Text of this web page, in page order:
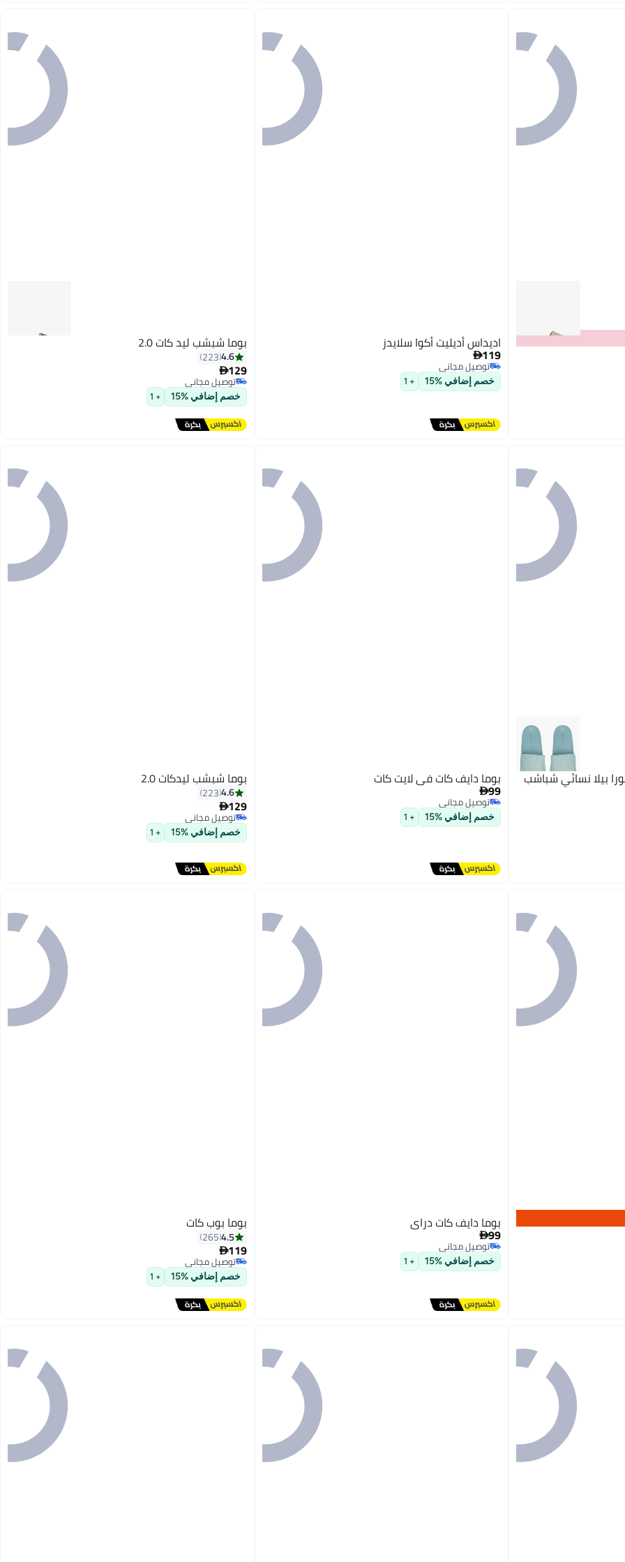
اديداس أديليت أكوا سلايدز
119
توصيل مجاني
توصيل مجاني
خصم إضافي %15 + 1
7
بوما شبشب ليد كات 2.0
4.6
223
129
توصيل مجاني
توصيل مجاني
خصم إضافي %15 + 1
بيلا نسائي شباشب بوما دايف كات في لايت كات
99
توصيل مجاني
توصيل مجاني
خصم إضافي %15 + 1
7
بوما شبشب ليدكات 2.0
4.6
223
129
توصيل مجاني
توصيل مجاني
خصم إضافي %15 + 1
بوما دايف كات دراي
99
توصيل مجاني
توصيل مجاني
خصم إضافي %15 + 1
9
بوما بوب كات
4.5
265
119
توصيل مجاني
توصيل مجاني
خصم إضافي %15 + 1